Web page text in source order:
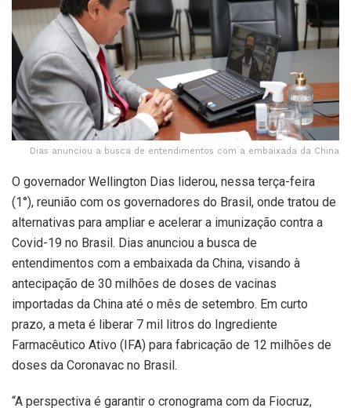
Dias anunciou a busca de entendimentos com a embaixada da China
O governador Wellington Dias liderou, nessa terça-feira
(1°), reunião com os governadores do Brasil, onde tratou de
alternativas para ampliar e acelerar a imunização contra a
Covid-19 no Brasil. Dias anunciou a busca de
entendimentos com a embaixada da China, visando à
antecipação de 30 milhões de doses de vacinas
importadas da China até o mês de setembro. Em curto
prazo, a meta é liberar 7 mil litros do Ingrediente
Farmacêutico Ativo (IFA) para fabricação de 12 milhões de
doses da Coronavac no Brasil.
“A perspectiva é garantir o cronograma com da Fiocruz,